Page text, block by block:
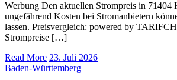
Werbung Den aktuellen Strompreis in 71404
ungefährend Kosten bei Stromanbietern
lassen. Preisvergleich: powered by
Strompreise […]
Read More 23. Juli 2026
Baden-Württemberg